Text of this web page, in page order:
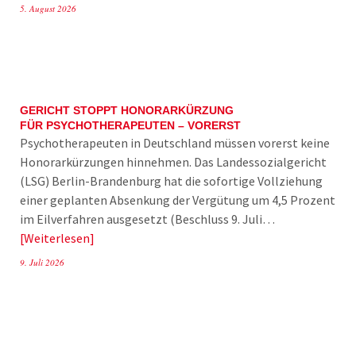
5. August 2026
GERICHT STOPPT HONORARKÜRZUNG
FÜR PSYCHOTHERAPEUTEN – VORERST
Psychotherapeuten in Deutschland müssen vorerst keine
Honorarkürzungen hinnehmen. Das Landessozialgericht
(LSG) Berlin-Brandenburg hat die sofortige Vollziehung
einer geplanten Absenkung der Vergütung um 4,5 Prozent
im Eilverfahren ausgesetzt (Beschluss 9. Juli…
Weiterlesen
9. Juli 2026